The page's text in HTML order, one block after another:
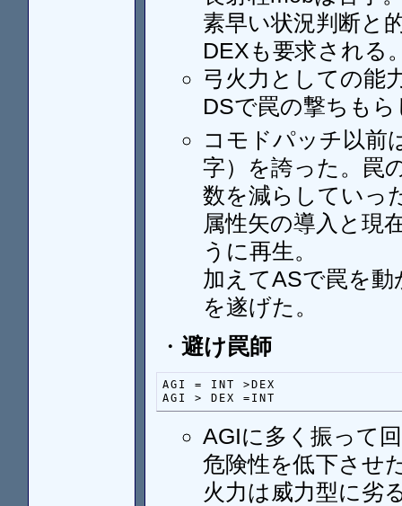
素早い状況判断と
DEXも要求される
弓火力としての能
DSで罠の撃ちも
コモドパッチ以前
字）を誇った。罠
数を減らしていっ
属性矢の導入と現
うに再生。
加えてASで罠を
を遂げた。
・避け罠師
AGI = INT >DEX
AGI > DEX =INT
AGIに多く振って
危険性を低下させ
火力は威力型に劣